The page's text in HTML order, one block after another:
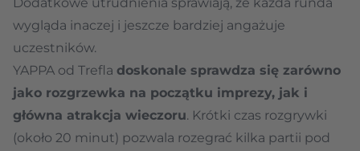
wygląda inaczej i jeszcze bardziej angażuje
uczestników.
YAPPA od Trefla doskonale sprawdza się zarówno
jako rozgrzewka na początku imprezy, jak i
główna atrakcja wieczoru. Krótki czas rozgrywki
(około 20 minut) pozwala rozegrać kilka partii pod